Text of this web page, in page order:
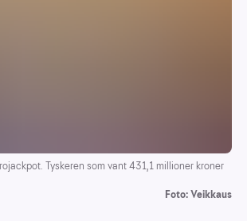
Tyskeren som vant 431,1 millioner kroner
Foto: Veikkaus